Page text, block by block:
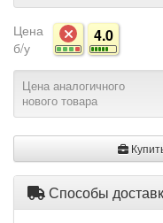
Цена
б/у
4.0
Цена аналогичного
нового товара
Способы